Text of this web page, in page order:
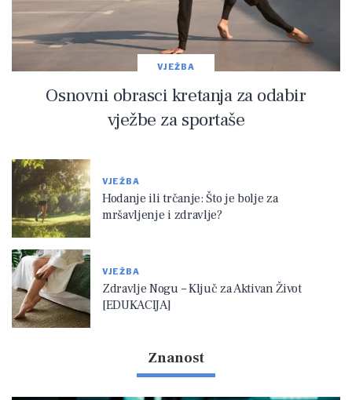
VJEŽBA
Osnovni obrasci kretanja za odabir
vježbe za sportaše
VJEŽBA
Hodanje ili trčanje: Što je bolje za
mršavljenje i zdravlje?
VJEŽBA
Zdravlje Nogu – Ključ za Aktivan Život
[EDUKACIJA]
Znanost